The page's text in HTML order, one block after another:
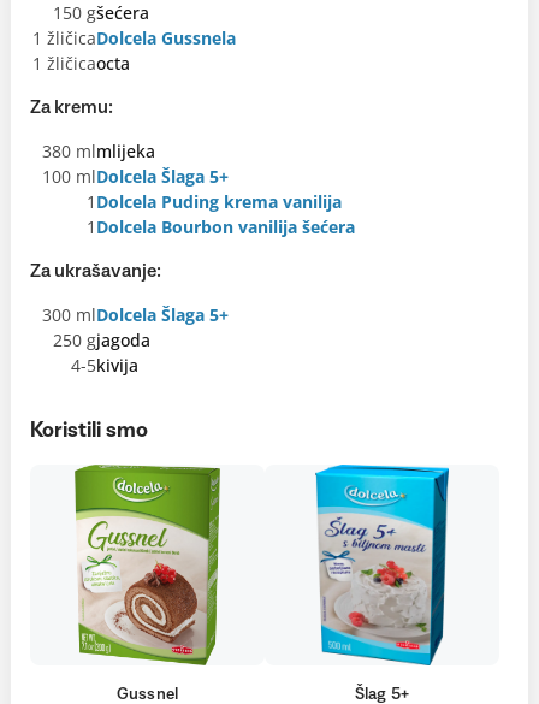
150 gšećera
1 žličicaDolcela Gussnela
1 žličicaocta
Za kremu:
380 mlmlijeka
100 mlDolcela Šlaga 5+
1 Dolcela Puding krema vanilija
1 Dolcela Bourbon vanilija šećera
Za ukrašavanje:
300 mlDolcela Šlaga 5+
250 gjagoda
4-5kivija
Koristili smo
Gussnel Šlag 5+